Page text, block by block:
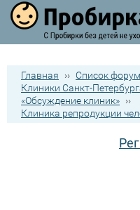
Главная ›› Список
Клиники Санкт-
«Обсуждение клиник» ››
Клиника репродукции